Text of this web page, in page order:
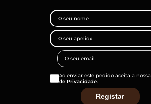
Ao enviar este pedido aceita a nossa
de Privacidade.